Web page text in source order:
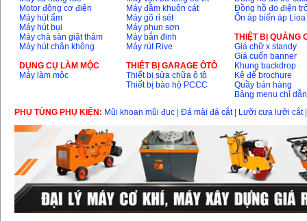
Motor động cơ điện
Máy hút ẩm
Máy hút bụi
Máy chà sàn giặt thảm
Máy hút chân không
DỤNG CỤ LÀM MỘC
Máy làm mộc
Máy đầm khuôn cát
Máy gõ rỉ sét
Máy phun sơn
Máy bắn đinh
Máy rút Rive
THIÊT BỊ GARAGE ÔTÔ
Thiết bị sửa chữa ô tô
Thiết bị bảo hộ PCCC
Đồng hồ đo điện
Ổn áp biến áp Lioa
THIỆT BỊ QUẢNG
Giá chữ x standy
Giá cuốn banner
Khung backdrop
Kệ để brochure
Quầy bán hàng
Bảng menu chỉ dẫn
PHỤ TÙNG PHỤ KIỆN: Mũi khoan mũi đục Đá mài đá cắt| Lưỡi cưa lưỡi cắt